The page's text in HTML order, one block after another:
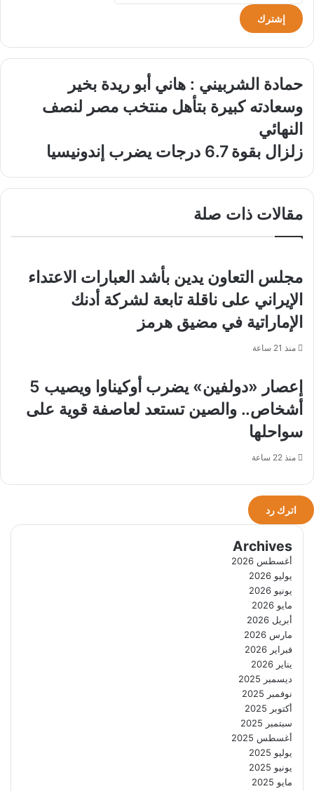
الإلكتروني
حمادة
الشربيني
:
هاني
أبو
ريدة
بتأهل
مصر
النهائي
حمادة الشربيني : هاني أبو ريدة بخير
وسعادته كبيرة بتأهل منتخب مصر لنصف
النهائي
زلزال
بقوة
6.7
درجات
يضرب
إندونيسيا
زلزال بقوة 6.7 درجات يضرب إندونيسيا
مقالات ذات صلة
مجلس التعاون يدين بأشد العبارات الاعتداء
الإيراني على ناقلة تابعة لشركة أدنك
الإماراتية في مضيق هرمز
منذ 21 ساعة
إعصار «دولفين» يضرب أوكيناوا ويصيب 5
أشخاص.. والصين تستعد لعاصفة قوية على
سواحلها
منذ 22 ساعة
اترك رد
Archives
أغسطس 2026
يوليو 2026
يونيو 2026
مايو 2026
أبريل 2026
مارس 2026
فبراير 2026
يناير 2026
ديسمبر 2025
نوفمبر 2025
أكتوبر 2025
سبتمبر 2025
أغسطس 2025
يوليو 2025
يونيو 2025
مايو 2025